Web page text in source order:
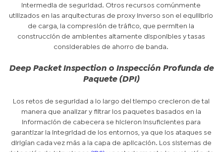
intermedia de seguridad. Otros recursos comúnmente
utilizados en las arquitecturas de proxy inverso son el equilibrio
de carga, la compresión de tráfico, que permiten la
construcción de ambientes altamente disponibles y tasas
considerables de ahorro de banda.
Deep Packet Inspection o Inspección Profunda de
Paquete (DPI)
Los retos de seguridad a lo largo del tiempo crecieron de tal
manera que analizar y filtrar los paquetes basados en la
información de cabecera se hicieron insuficientes para
garantizar la integridad de los entornos, ya que los ataques se
dirigían cada vez más a la capa de aplicación. Los sistemas de